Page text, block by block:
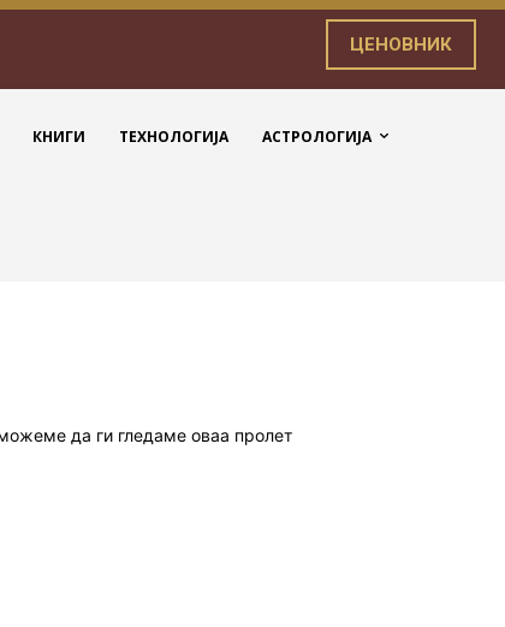
ЦЕНОВНИК
КНИГИ ТЕХНОЛОГИЈА АСТРОЛОГИЈА